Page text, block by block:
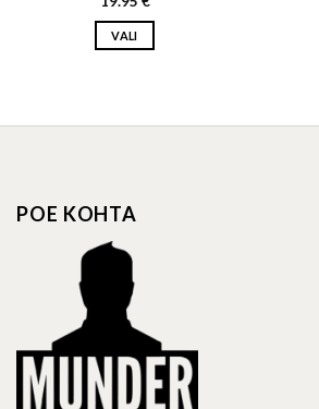
VALI
multiple
may
chosen
on
the
product
page
POE KOHTA